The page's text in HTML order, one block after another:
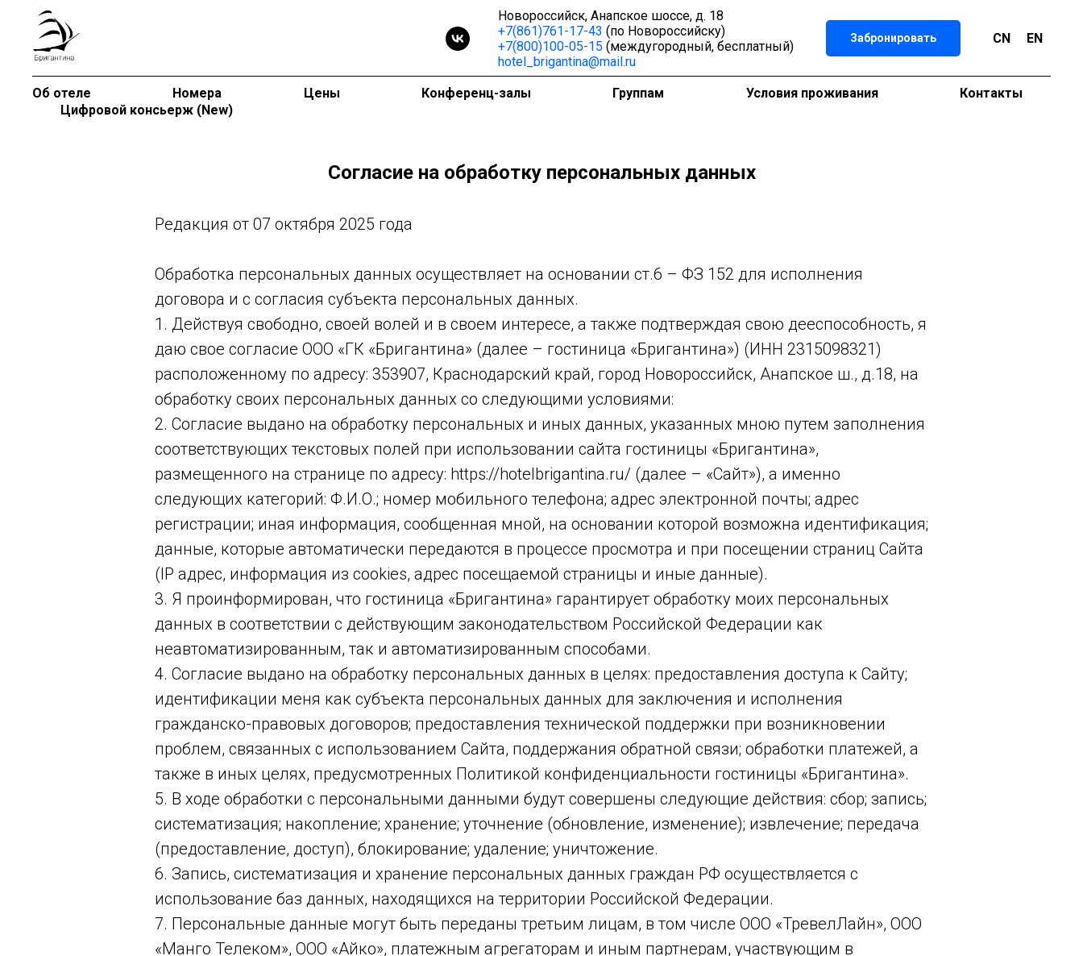
Новороссийск, Анапское шоссе, д. 18
+7(861)761-17-43 (по Новороссийску)
+7(800)100-05-15 (междугородный, бесплатный)
hotel_brigantina@mail.ru
Забронировать CN EN
Об отеле Номера Цены Конференц-залы Группам Условия проживания
Контакты
Цифровой консьерж (New)
Согласие на обработку персональных данных
Редакция от 07 октября 2025 года
Обработка персональных данных осуществляет на основании ст.6 – ФЗ 152 для исполнения
договора и с согласия субъекта персональных данных.
1. Действуя свободно, своей волей и в своем интересе, а также подтверждая свою дееспособность, я
даю свое согласие ООО «ГК «Бригантина» (далее – гостиница «Бригантина») (ИНН 2315098321)
расположенному по адресу: 353907, Краснодарский край, город Новороссийск, Анапское ш., д.18, на
обработку своих персональных данных со следующими условиями:
2. Согласие выдано на обработку персональных и иных данных, указанных мною путем заполнения
соответствующих текстовых полей при использовании сайта гостиницы «Бригантина»,
размещенного на странице по адресу: https://hotelbrigantina.ru/ (далее – «Сайт»), а именно
следующих категорий: Ф.И.О.; номер мобильного телефона; адрес электронной почты; адрес
регистрации; иная информация, сообщенная мной, на основании которой возможна идентификация;
данные, которые автоматически передаются в процессе просмотра и при посещении страниц Сайта
(IP адрес, информация из cookies, адрес посещаемой страницы и иные данные).
3. Я проинформирован, что гостиница «Бригантина» гарантирует обработку моих персональных
данных в соответствии с действующим законодательством Российской Федерации как
неавтоматизированным, так и автоматизированным способами.
4. Согласие выдано на обработку персональных данных в целях: предоставления доступа к Сайту;
идентификации меня как субъекта персональных данных для заключения и исполнения
гражданско-правовых договоров; предоставления технической поддержки при возникновении
проблем, связанных с использованием Сайта, поддержания обратной связи; обработки платежей, а
также в иных целях, предусмотренных Политикой конфиденциальности гостиницы «Бригантина».
5. В ходе обработки с персональными данными будут совершены следующие действия: сбор; запись;
систематизация; накопление; хранение; уточнение (обновление, изменение); извлечение; передача
(предоставление, доступ), блокирование; удаление; уничтожение.
6. Запись, систематизация и хранение персональных данных граждан РФ осуществляется с
использование баз данных, находящихся на территории Российской Федерации.
7. Персональные данные могут быть переданы третьим лицам, в том числе ООО «ТревелЛайн», ООО
«Манго Телеком», ООО «Айко», платежным агрегаторам и иным партнерам, участвующим в